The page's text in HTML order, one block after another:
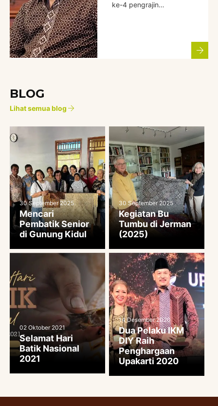
ke-4 pengrajin…
BLOG
Lihat semua blog
30 September 2025
Mencari
Pembatik Senior
di Gunung Kidul
30 September 2025
Kegiatan Bu
Tumbu di Jerman
(2025)
02 Oktober 2021
Selamat Hari
Batik Nasional
2021
14 Desember 2020
Dua Pelaku IKM
DIY Raih
Penghargaan
Upakarti 2020